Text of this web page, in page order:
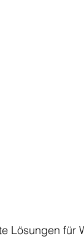
Lösungen für